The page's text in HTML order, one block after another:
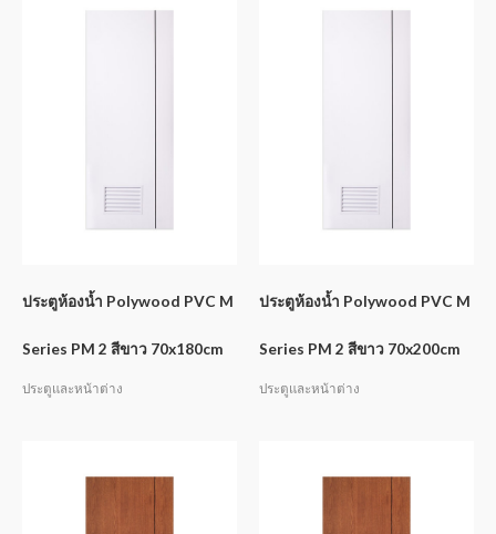
ประตูห้องน้ำ Polywood PVC M
Series PM 2 สีขาว 70x180cm
ประตูและหน้าต่าง
ประตูห้องน้ำ Polywood PVC M
Series PM 2 สีขาว 70x200cm
ประตูและหน้าต่าง